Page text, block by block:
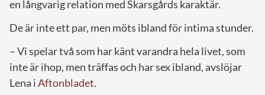
en långvarig relation med Skarsgårds karaktär.
De är inte ett par, men möts ibland för intima stunder.
– Vi spelar två som har känt varandra hela livet, som
inte är ihop, men träffas och har sex ibland, avslöjar
Lena iAftonbladet.